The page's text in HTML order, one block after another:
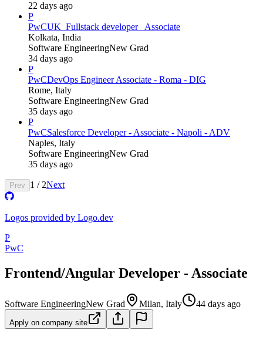
22 days ago
P
PwCUK_Fullstack developer_ Associate
Kolkata, India
Software EngineeringNew Grad
34 days ago
P
PwCDevOps Engineer Associate - Roma - DIG
Rome, Italy
Software EngineeringNew Grad
35 days ago
P
PwCSalesforce Developer - Associate - Napoli - ADV
Naples, Italy
Software EngineeringNew Grad
35 days ago
Prev 1 / 2Next
Logos provided by Logo.dev
P
PwC
Frontend/Angular Developer - Associate
Software EngineeringNew Grad Milan, Italy 44 days ago
Apply on company site